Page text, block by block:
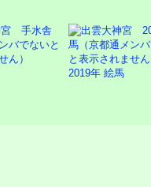
2019年 絵馬